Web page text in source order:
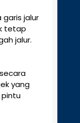
jalur
tetap
jalur.
yang